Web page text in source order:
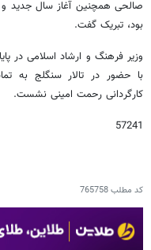
صالحی همچنین آغاز سال جدید و
بود، تبریک گفت.
وزیر فرهنگ و ارشاد اسلامی در
با حضور در تالار سنگلج به
کارگردانی رحمت امینی نشست.
57241
کد مطلب765758